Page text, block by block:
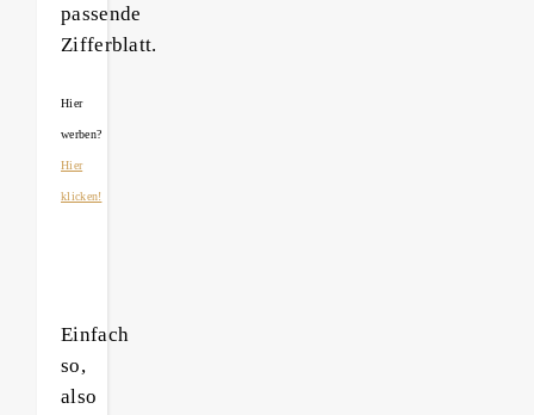
passende
Zifferblatt.
Hier
werben?
Hier
klicken!
Einfach
so,
also